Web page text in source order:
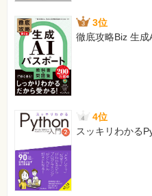
3位
徹底攻略Biz 生
4位
スッキリわかる